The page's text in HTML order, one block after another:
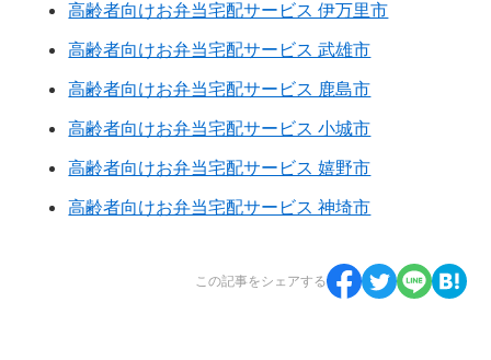
高齢者向けお弁当宅配サービス 伊万里市
高齢者向けお弁当宅配サービス 武雄市
高齢者向けお弁当宅配サービス 鹿島市
高齢者向けお弁当宅配サービス 小城市
高齢者向けお弁当宅配サービス 嬉野市
高齢者向けお弁当宅配サービス 神埼市
この記事をシェアする